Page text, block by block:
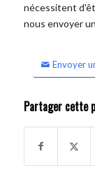
nécessitent
nous envoyer
Envoyer
Partager cette